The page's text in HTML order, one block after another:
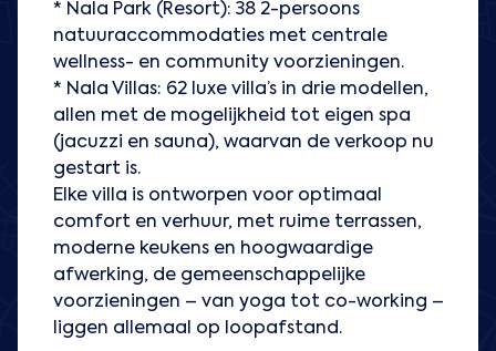
* Nala Park (Resort): 38 2-persoons
natuuraccommodaties met centrale
wellness- en community voorzieningen.
* Nala Villas: 62 luxe villa’s in drie modellen,
allen met de mogelijkheid tot eigen spa
(jacuzzi en sauna), waarvan de verkoop nu
gestart is.
Elke villa is ontworpen voor optimaal
comfort en verhuur, met ruime terrassen,
moderne keukens en hoogwaardige
afwerking, de gemeenschappelijke
voorzieningen – van yoga tot co-working –
liggen allemaal op loopafstand.